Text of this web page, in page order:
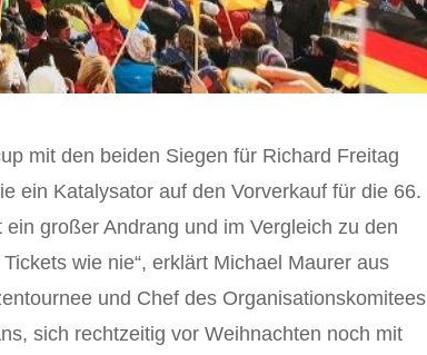
mit den beiden Siegen für Richard Freitag
ein Katalysator auf den Vorverkauf für die 66.
großer Andrang und im Vergleich zu den
wie nie“, erklärt Michael Maurer aus
und Chef des Organisationskomitees
sich rechtzeitig vor Weihnachten noch mit